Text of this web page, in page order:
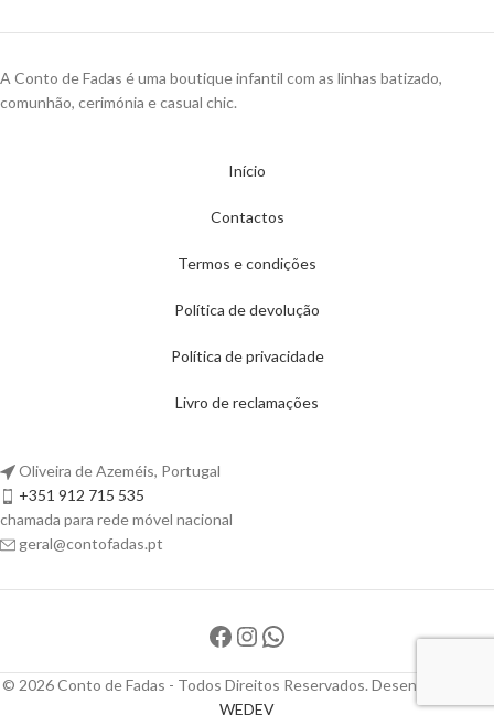
A Conto de Fadas é uma boutique infantil com as linhas batizado,
comunhão, cerimónia e casual chic.
Início
Contactos
Termos e condições
Política de devolução
Política de privacidade
Livro de reclamações
Oliveira de Azeméis, Portugal
+351 912 715 535
chamada para rede móvel nacional
geral@contofadas.pt
© 2026 Conto de Fadas - Todos Direitos Reservados. Desenvolvido por
WEDEV